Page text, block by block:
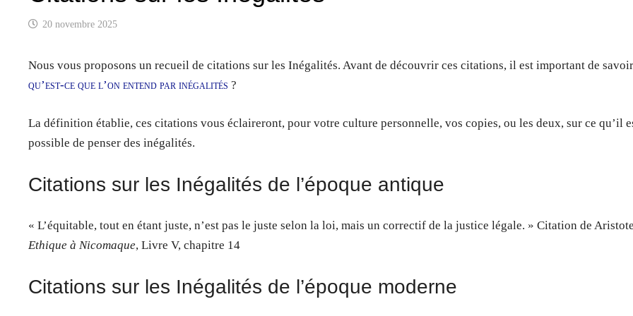
20 novembre 2025
Nous vous proposons un recueil de citations sur les Inégalités. Avant de découvrir ces citations, il est important de savoir
qu’est-ce que l’on entend par inégalités ?
La définition établie, ces citations vous éclaireront, pour votre culture personnelle, vos copies, ou les deux, sur ce qu’il
possible de penser des inégalités.
Citations sur les Inégalités de l’époque antique
« L’équitable, tout en étant juste, n’est pas le juste selon la loi, mais un correctif de la justice légale. » Citation de
Ethique à Nicomaque, Livre V, chapitre 14
Citations sur les Inégalités de l’époque moderne